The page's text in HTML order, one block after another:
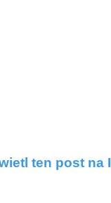
ten post na